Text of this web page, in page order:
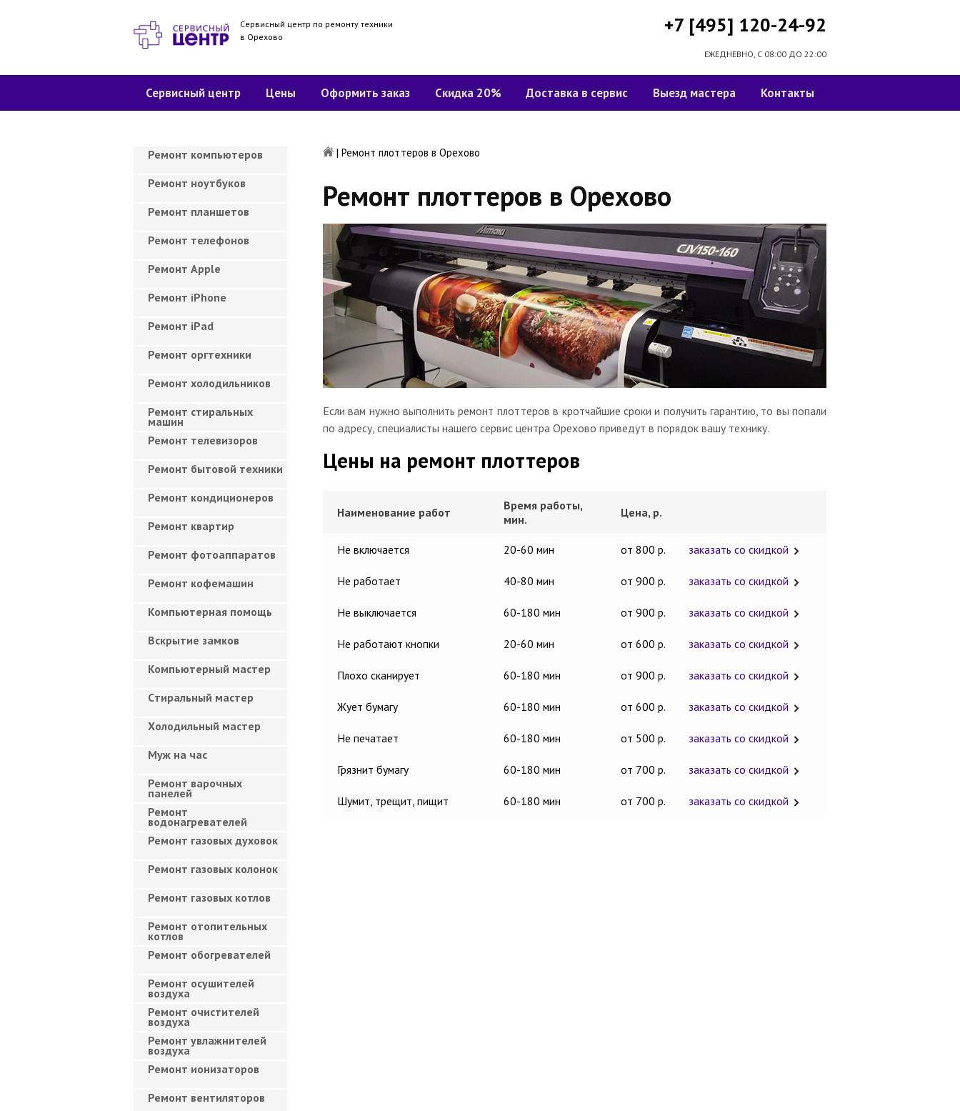
Сервисный центр по ремонту техники
в Орехово
+7 [495] 120-24-92
ЕЖЕДНЕВНО, С 08:00 ДО 22:00
Сервисный центр Цены Оформить заказ Скидка 20% Доставка в сервис Выезд мастера Контакты
| Ремонт плоттеров в Орехово
Ремонт плоттеров в Орехово
Если вам нужно выполнить ремонт плоттеров в кротчайшие сроки и получить гарантию, то вы попали
по адресу, специалисты нашего сервис центра Орехово приведут в порядок вашу технику.
Цены на ремонт плоттеров
Наименование работ
Время работы,
мин.
Цена, р.
Не включается 20-60 мин от 800 р. заказать со скидкой
Не работает 40-80 мин от 900 р. заказать со скидкой
Не выключается 60-180 мин от 900 р. заказать со скидкой
Не работают кнопки 20-60 мин от 600 р. заказать со скидкой
Плохо сканирует 60-180 мин от 900 р. заказать со скидкой
Жует бумагу 60-180 мин от 600 р. заказать со скидкой
Не печатает 60-180 мин от 500 р. заказать со скидкой
Грязнит бумагу 60-180 мин от 700 р. заказать со скидкой
Шумит, трещит, пищит 60-180 мин от 700 р. заказать со скидкой
Ремонт компьютеров
Ремонт ноутбуков
Ремонт планшетов
Ремонт телефонов
Ремонт Apple
Ремонт iPhone
Ремонт iPad
Ремонт оргтехники
Ремонт холодильников
Ремонт стиральных
машин
Ремонт телевизоров
Ремонт бытовой техники
Ремонт кондиционеров
Ремонт квартир
Ремонт фотоаппаратов
Ремонт кофемашин
Компьютерная помощь
Вскрытие замков
Компьютерный мастер
Cтиральный мастер
Холодильный мастер
Муж на час
Ремонт варочных
панелей
Ремонт
водонагревателей
Ремонт газовых духовок
Ремонт газовых колонок
Ремонт газовых котлов
Ремонт отопительных
котлов
Ремонт обогревателей
Ремонт осушителей
воздуха
Ремонт очистителей
воздуха
Ремонт увлажнителей
воздуха
Ремонт ионизаторов
Ремонт вентиляторов